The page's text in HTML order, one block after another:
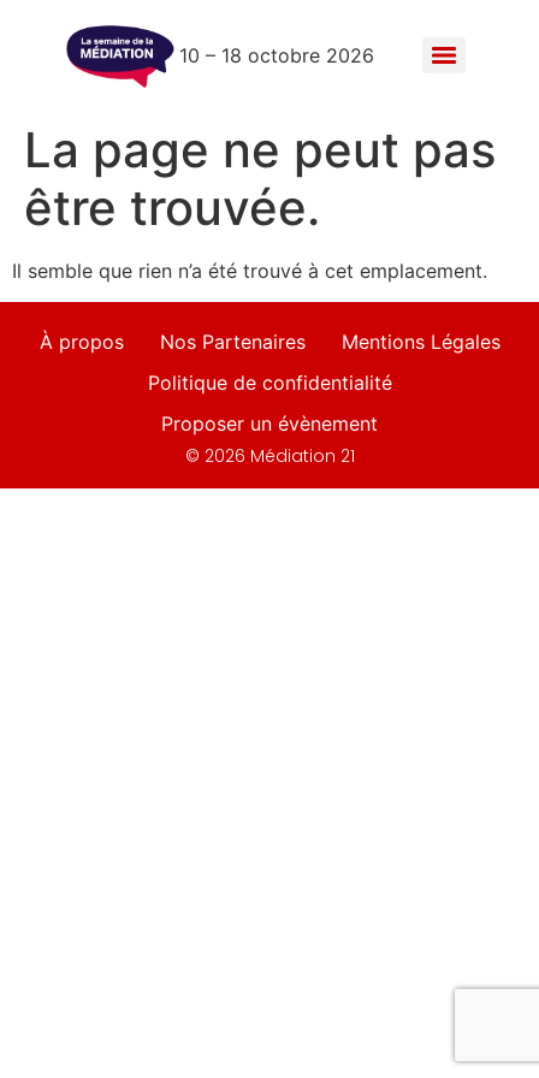
10 – 18 octobre 2026
La page ne peut pas
être trouvée.
Il semble que rien n’a été trouvé à cet emplacement.
À propos Nos Partenaires
Mentions Légales
Politique de confidentialité
Proposer un évènement
© 2026 Médiation 21